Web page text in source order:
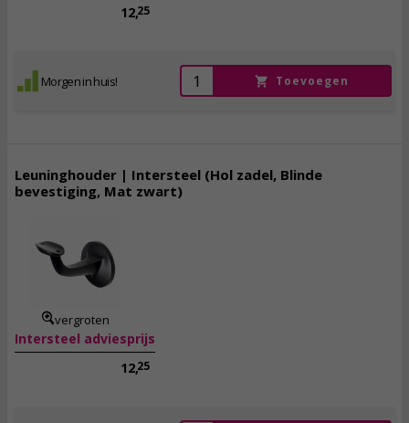
12,25
Morgen in huis! Toevoegen
Leuninghouder | Intersteel (Hol zadel, Blinde
bevestiging, Mat zwart)
vergroten
Intersteel adviesprijs
12,25